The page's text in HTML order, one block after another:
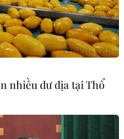
hội hoa và trưng bày
Mê Linh
Linh tổ chức Lễ hội hoa
nhiều dư địa tại Thổ